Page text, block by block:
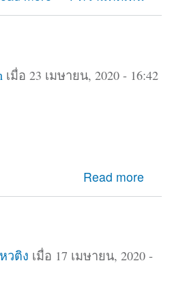
เมื่อ 23 เมษายน, 2020 - 16:42
Read more
วติง เมื่อ 17 เมษายน, 2020 -